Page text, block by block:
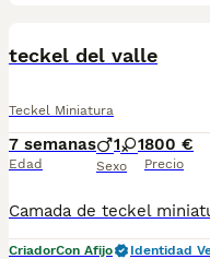
teckel del valle
Teckel Miniatura
7 semanas
Edad
1 1
Sexo
800 €
Precio
CriadorCon Afijo
Identidad